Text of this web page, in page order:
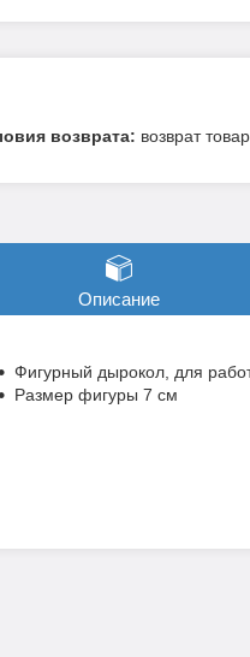
возврат
Описание
Фигурный дырокол, для
Размер фигуры 7 см